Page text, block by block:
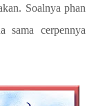
Soalnya phan
sama cerpennya